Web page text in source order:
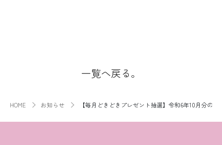
一覧へ戻る。
HOME お知らせ 【毎月どきどきプレゼント抽選】令和6年10月分の